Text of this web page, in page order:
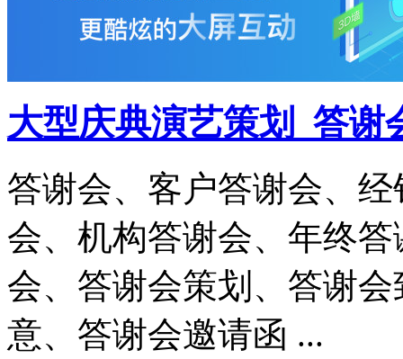
大型庆典演艺策划_答谢
答谢会、客户答谢会、
会、机构答谢会、年终
会、答谢会策划、答谢
意、答谢会邀请函 ...